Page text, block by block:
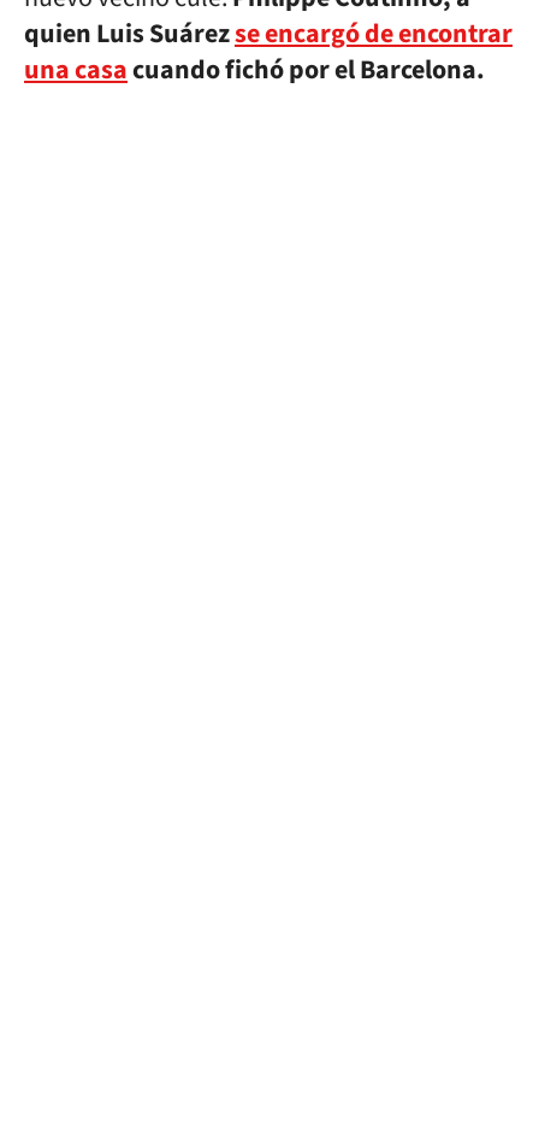
quien Luis Suárezse encargó de encontrar
una casacuando fichó por el Barcelona.